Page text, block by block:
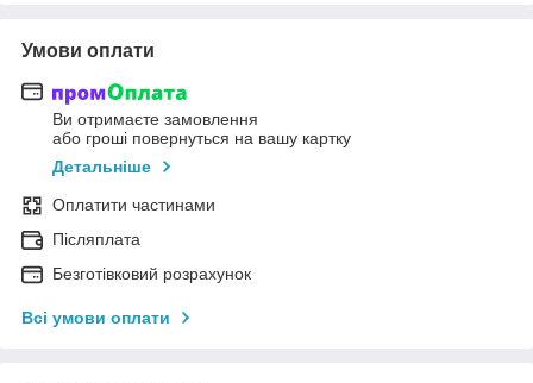
Умови оплати
Ви отримаєте замовлення
або гроші повернуться на вашу картку
Детальніше
Оплатити частинами
Післяплата
Безготівковий розрахунок
Всі умови оплати